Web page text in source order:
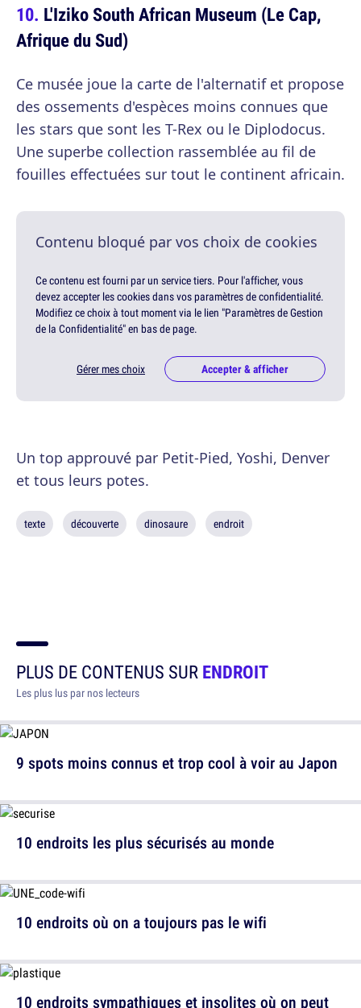
L'Iziko South African Museum (Le Cap,
Afrique du Sud)
Ce musée joue la carte de l'alternatif et propose
des ossements d'espèces moins connues que
les stars que sont les T-Rex ou le Diplodocus.
Une superbe collection rassemblée au fil de
fouilles effectuées sur tout le continent africain.
Contenu bloqué par vos choix de cookies
Ce contenu est fourni par un service tiers. Pour l'afficher, vous
devez accepter les cookies dans vos paramètres de confidentialité.
Modifiez ce choix à tout moment via le lien "Paramètres de Gestion
de la Confidentialité" en bas de page.
Gérer mes choix Accepter & afficher
Un top approuvé par Petit-Pied, Yoshi, Denver
et tous leurs potes.
texte découverte dinosaure endroit
PLUS DE CONTENUS SURENDROIT
Les plus lus par nos lecteurs
9 spots moins connus et trop cool à voir au Japon
10 endroits où on a toujours pas le wifi
10 endroits les plus sécurisés au monde
10 endroits sympathiques et insolites où on peut